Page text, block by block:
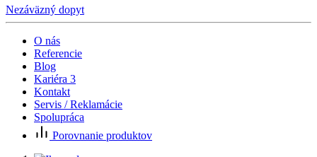
Nezáväzný dopyt
O nás
Referencie
Blog
Kariéra 3
Kontakt
Servis / Reklamácie
Spolupráca
Porovnanie produktov